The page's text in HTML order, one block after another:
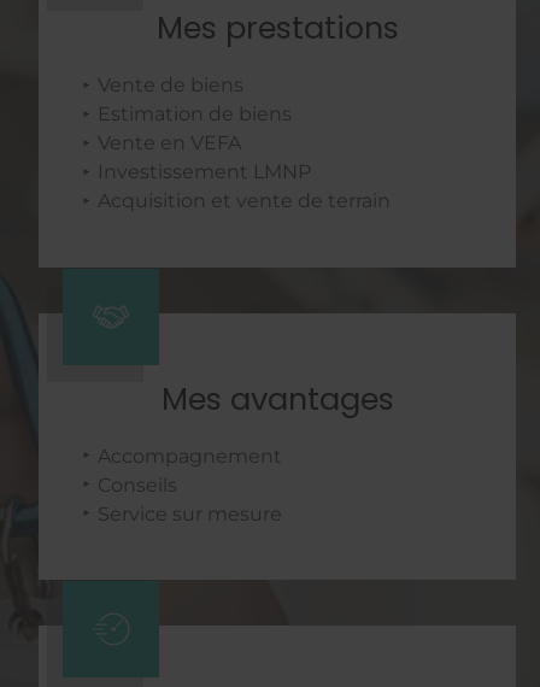
Mes prestations
Vente de biens
Estimation de biens
Vente en VEFA
Investissement LMNP
Acquisition et vente de terrain
Mes avantages
Accompagnement
Conseils
Service sur mesure